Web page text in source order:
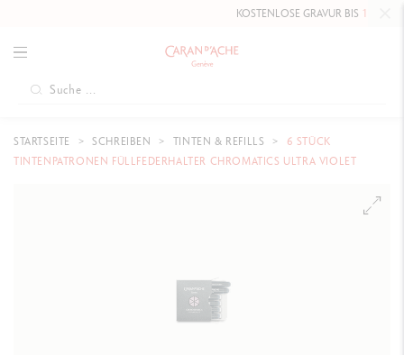
KOSTENLOSE GRAVUR BIS10. MAI
STARTSEITE SCHREIBEN TINTEN & REFILLS
6 STÜCK
TINTENPATRONEN FÜLLFEDERHALTER CHROMATICS ULTRA VIOLET